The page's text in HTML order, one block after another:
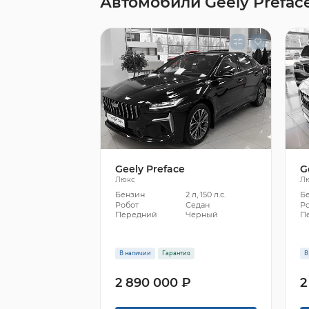
Geely Preface
Люкс
Бензин
2 л, 150 л.с.
Робот
Седан
Передний
Черный
В наличии Гарантия
2 890 000 ₽